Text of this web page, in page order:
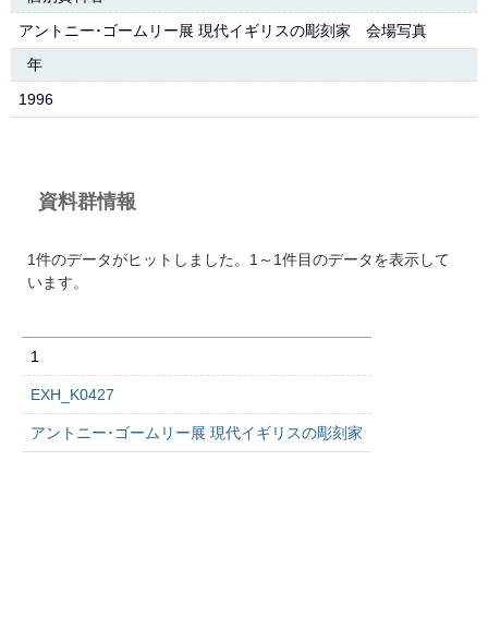
アントニー･ゴームリー展 現代イギリスの彫刻家 会場写真
年
1996
資料群情報
1件のデータがヒットしました。1～1件目のデータを表示して
います。
1
EXH_K0427
アントニー･ゴームリー展 現代イギリスの彫刻家